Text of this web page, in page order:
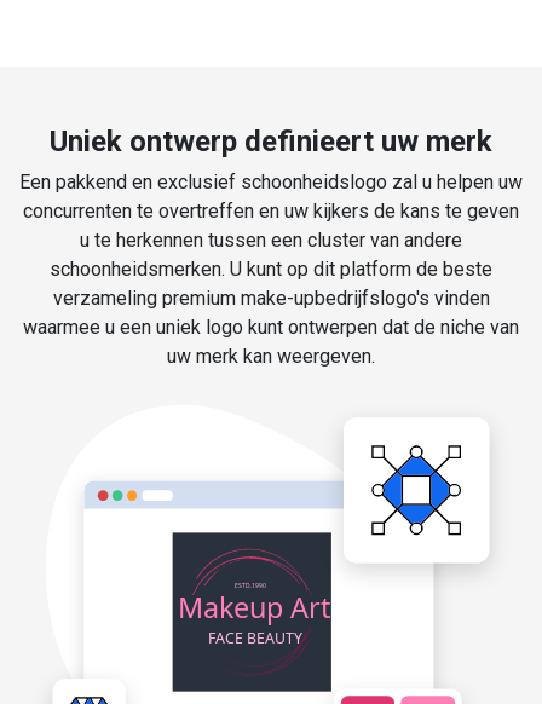
Uniek ontwerp definieert uw merk
Een pakkend en exclusief schoonheidslogo zal u helpen uw
concurrenten te overtreffen en uw kijkers de kans te geven
u te herkennen tussen een cluster van andere
schoonheidsmerken. U kunt op dit platform de beste
verzameling premium make-upbedrijfslogo's vinden
waarmee u een uniek logo kunt ontwerpen dat de niche van
uw merk kan weergeven.